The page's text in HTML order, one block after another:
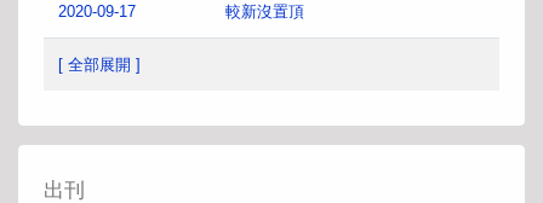
2020-09-17 較新沒置頂
[ 全部展開 ]
出刊